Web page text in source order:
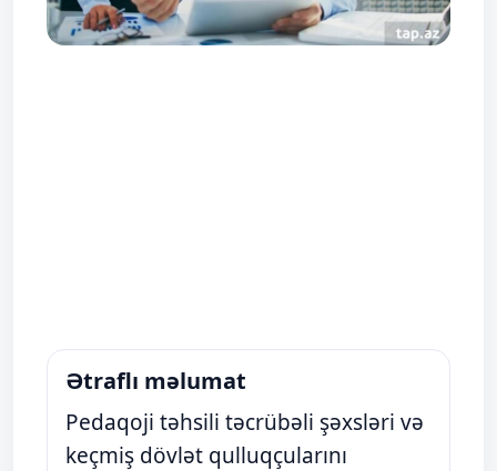
Ətraflı məlumat
Pedaqoji təhsili təcrübəli şəxsləri və
keçmiş dövlət qulluqçularını